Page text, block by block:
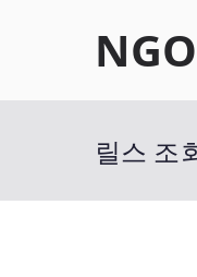
릴스 조